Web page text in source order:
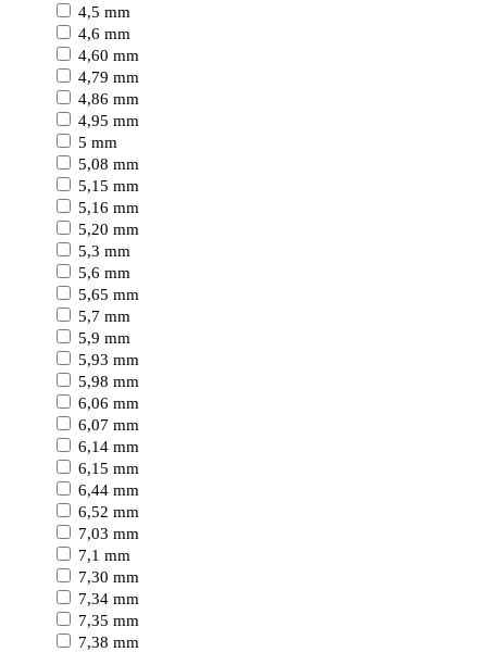
4,5 mm
4,6 mm
4,60 mm
4,79 mm
4,86 mm
4,95 mm
5 mm
5,08 mm
5,15 mm
5,16 mm
5,20 mm
5,3 mm
5,6 mm
5,65 mm
5,7 mm
5,9 mm
5,93 mm
5,98 mm
6,06 mm
6,07 mm
6,14 mm
6,15 mm
6,44 mm
6,52 mm
7,03 mm
7,1 mm
7,30 mm
7,34 mm
7,35 mm
7,38 mm